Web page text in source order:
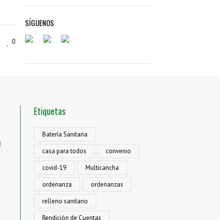
0
SÍGUENOS
Etiquetas
Batería Sanitaria
casa para todos
convenio
covid-19
Multicancha
ordenanza
ordenanzas
relleno sanitario
Rendición de Cuentas